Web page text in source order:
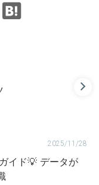
2025/11/28
イド💡 データが